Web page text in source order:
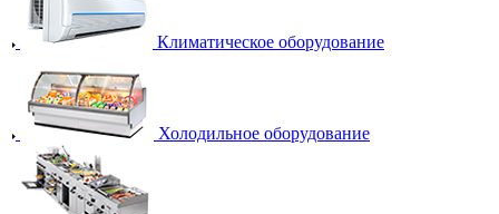
Климатическое оборудование
Холодильное оборудование